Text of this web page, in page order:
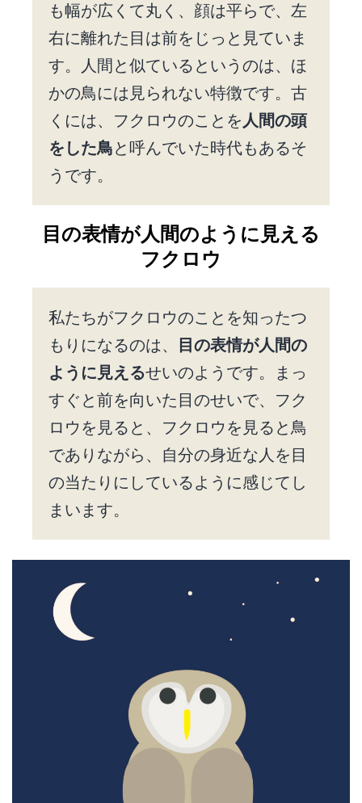
も幅が広くて丸く、顔は平らで、左
右に離れた目は前をじっと見ていま
す。人間と似ているというのは、ほ
かの鳥には見られない特徴です。古
くには、フクロウのことを 人間の頭
をした鳥と呼んでいた時代もあるそ
うです。
目の表情が人間のように見える
フクロウ
私たちがフクロウのことを知ったつ
もりになるのは、
目の表情が人間の
ように見えるせいのようです。まっ
すぐと前を向いた目のせいで、フク
ロウを見ると、フクロウを見ると鳥
でありながら、自分の身近な人を目
の当たりにしているように感じてし
まいます。